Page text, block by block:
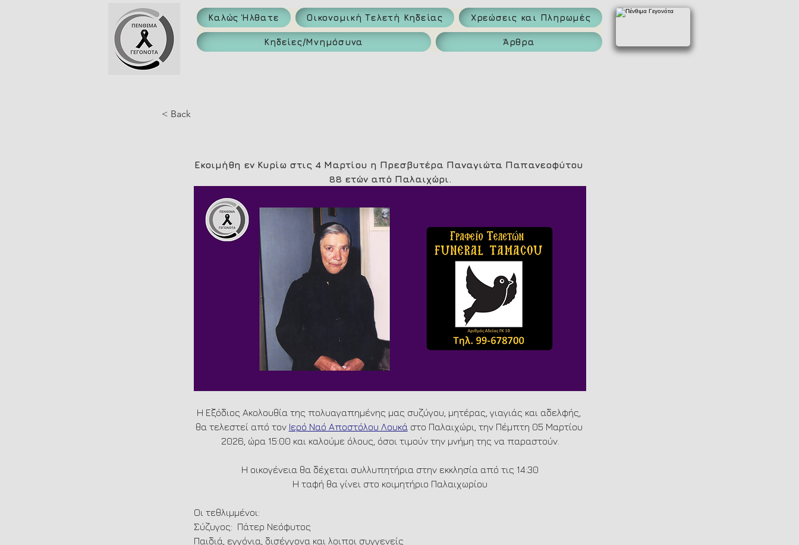
Καλώς Ήλθατε Οικονομική Τελετή Κηδείας Χρεώσεις και Πληρωμές
Κηδείες/Μνημόσυνα Άρθρα
< Back
Εκοιμήθη εν Κυρίω στις 4 Μαρτίου η Πρεσβυτέρα Παναγιώτα Παπανεοφύτου
88 ετών από Παλαιχώρι.
Η Εξόδιος Ακολουθία της πολυαγαπημένης μας συζύγου, μητέρας, γιαγιάς και αδελφής,
θα τελεστεί από τον Ιερό Ναό Αποστόλου Λουκά στο Παλαιχώρι, την Πέμπτη 05 Μαρτίου
2026, ώρα 15:00 και καλούμε όλους, όσοι τιμούν την μνήμη της να παραστούν.
Η οικογένεια θα δέχεται συλλυπητήρια στην εκκλησία από τις 14:30
Η ταφή θα γίνει στο κοιμητήριο Παλαιχωρίου
Οι τεθλιμμένοι:
Σύζυγος:  Πάτερ Νεόφυτος
Παιδιά, εγγόνια, δισέγγονα και λοιποι συγγενείς